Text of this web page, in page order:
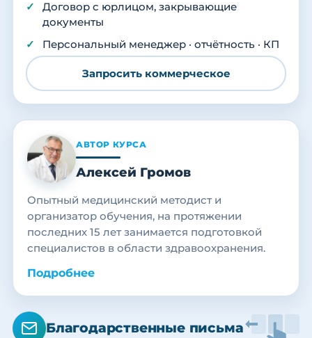
Договор с юрлицом, закрывающие
документы
Персональный менеджер · отчётность · КП
Запросить коммерческое
АВТОР КУРСА
Алексей Громов
Опытный медицинский методист и
организатор обучения, на протяжении
последних 15 лет занимается подготовкой
специалистов в области здравоохранения.
Подробнее
Благодарственные письма